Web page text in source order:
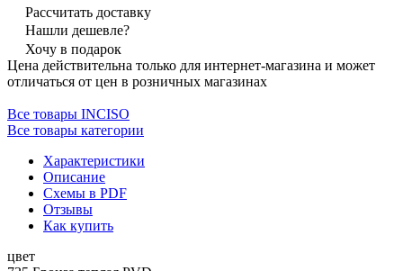
Рассчитать доставку
Нашли дешевле?
Хочу в подарок
Цена действительна только для интернет-магазина и может
отличаться от цен в розничных магазинах
Все товары INCISO
Все товары категории
Характеристики
Описание
Схемы в PDF
Отзывы
Как купить
цвет